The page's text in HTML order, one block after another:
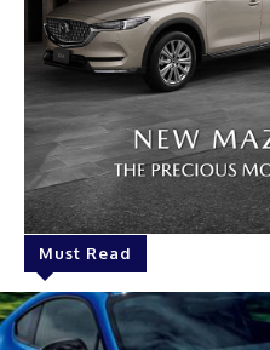
Must Read